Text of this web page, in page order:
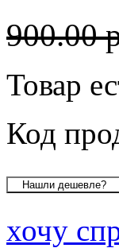
900.00
Товар
Код
хочу